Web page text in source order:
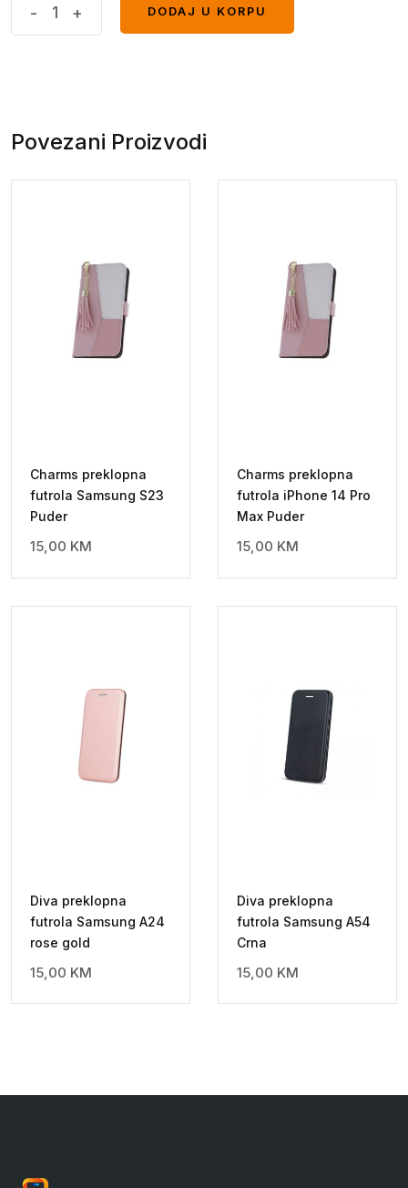
Crna
- +
DODAJ U KORPU
Povezani Proizvodi
Charms preklopna
futrola Samsung S23
Puder
15,00 KM
Charms preklopna
futrola iPhone 14 Pro
Max Puder
15,00 KM
Diva preklopna
futrola Samsung A24
rose gold
15,00 KM
Diva preklopna
futrola Samsung A54
Crna
15,00 KM